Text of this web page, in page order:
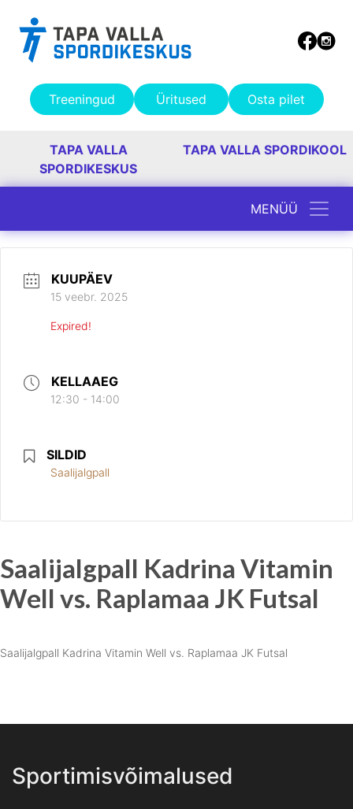
Treeningud Üritused Osta pilet
TAPA VALLA
SPORDIKESKUS
TAPA VALLA SPORDIKOOL
Peamine navigatsioon
MENÜÜ
KUUPÄEV
15 veebr. 2025
Expired!
KELLAAEG
12:30 - 14:00
SILDID
Saalijalgpall
Saalijalgpall Kadrina Vitamin
Well vs. Raplamaa JK Futsal
Saalijalgpall Kadrina Vitamin Well vs. Raplamaa JK Futsal
Sportimisvõimalused